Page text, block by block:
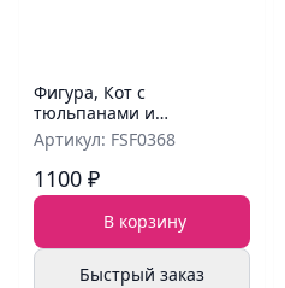
Фигура, Кот с
тюльпанами и
шампанским 46"/117 см
Артикул: FSF0368
1100 ₽
В корзину
Быстрый заказ